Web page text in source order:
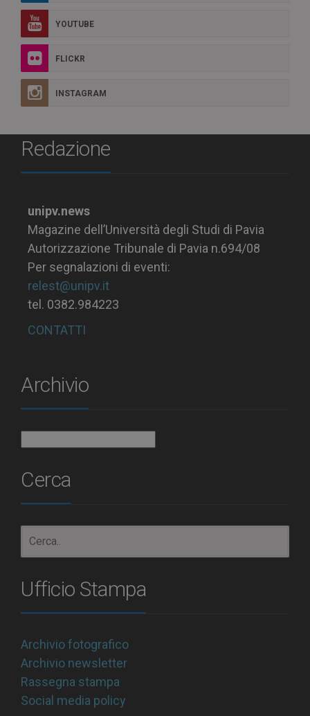
YOUTUBE
FLICKR
INSTAGRAM
Redazione
unipv.news
Magazine dell’Università degli Studi di Pavia
Autorizzazione Tribunale di Pavia n.694/08
Per segnalazioni di eventi:
relest@unipv.it
tel. 0382.984223
CONTATTI
Archivio
Cerca
Ufficio Stampa
Archivio fotografico
Archivio newsletter
Rassegna stampa
Social media policy